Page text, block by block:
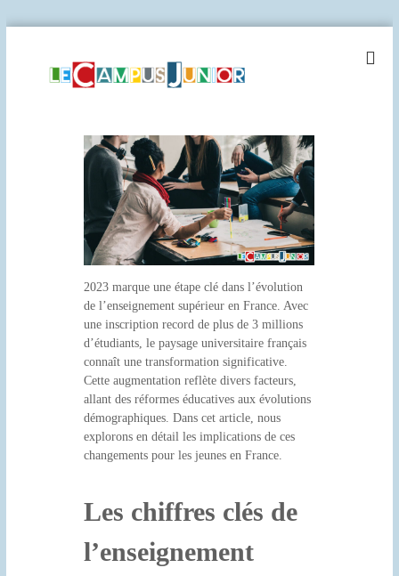
2023 marque une étape clé dans l’évolution
de l’enseignement supérieur en France. Avec
une inscription record de plus de 3 millions
d’étudiants, le paysage universitaire français
connaît une transformation significative.
Cette augmentation reflète divers facteurs,
allant des réformes éducatives aux évolutions
démographiques. Dans cet article, nous
explorons en détail les implications de ces
changements pour les jeunes en France.
Les chiffres clés de
l’enseignement